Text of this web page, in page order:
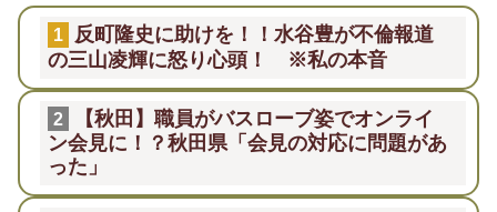
1
反町隆史に助けを！！水谷豊が不倫報道
の三山凌輝に怒り心頭！ ※私の本音
2
【秋田】職員がバスローブ姿でオンライ
ン会見に！？秋田県「会見の対応に問題があ
った」